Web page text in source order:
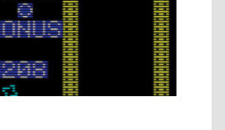
d
i
ff
i